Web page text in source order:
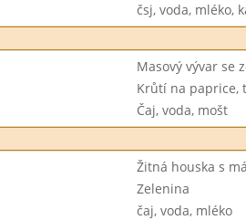
čsj, voda, mléko,
Masový vývar se
Krůtí na paprice,
Čaj, voda, mošt
Žitná houska s
Zelenina
čaj, voda, mléko